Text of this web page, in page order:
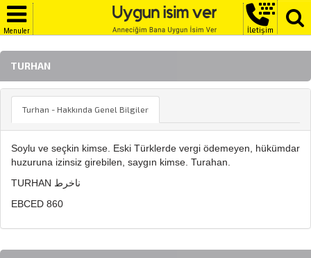
Menuler İletişim
TURHAN
Turhan - Hakkında Genel Bilgiler
Soylu ve seçkin kimse. Eski Türklerde vergi ödemeyen, hükümdar
huzuruna izinsiz girebilen, saygın kimse. Turahan.
TURHAN ناخرط
EBCED 860